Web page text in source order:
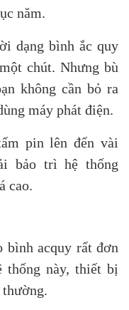
năm.
dạng bình ắc quy
chút. Nhưng bù
không cần bỏ ra
máy phát điện.
pin lên đến vài
bảo trì hệ thống
cao.
bình acquy rất đơn
này, thiết bị